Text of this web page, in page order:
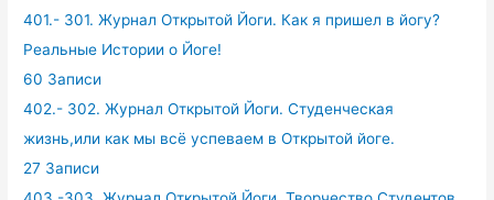
401.- 301. Журнал Открытой Йоги. Как я пришел в йогу?
Реальные Истории о Йоге!
60 Записи
402.- 302. Журнал Открытой Йоги. Студенческая
жизнь,или как мы всё успеваем в Открытой йоге.
27 Записи